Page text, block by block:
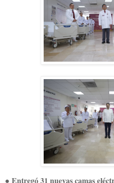
● Entregó 31 nuevas camas